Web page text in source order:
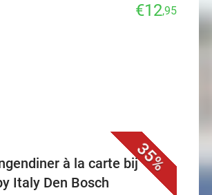
€12,95
35%
à la carte bij
Italy Den Bosch